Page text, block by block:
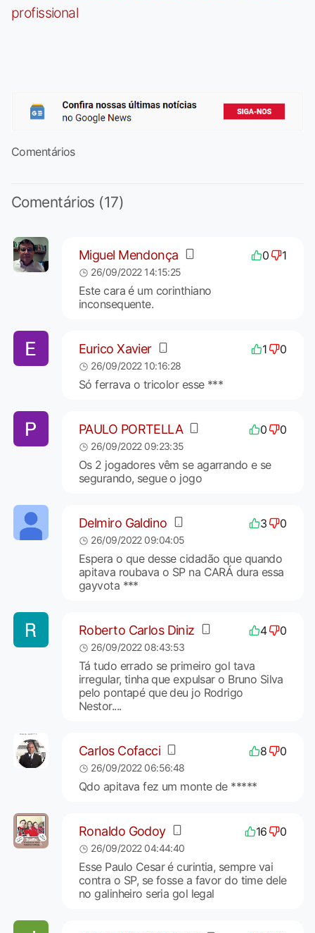
profissional
Comentários
Comentários (17)
Miguel Mendonça 0 1
26/09/2022 14:15:25
Este cara é um corinthiano
inconsequente.
Eurico Xavier 1 0
26/09/2022 10:16:28
Só ferrava o tricolor esse ***
PAULO PORTELLA 0 0
26/09/2022 09:23:35
Os 2 jogadores vêm se agarrando e se
segurando, segue o jogo
Delmiro Galdino 3 0
26/09/2022 09:04:05
Espera o que desse cidadão que quando
apitava roubava o SP na CARÁ dura essa
gayvota ***
Roberto Carlos Diniz 4 0
26/09/2022 08:43:53
Tá tudo errado se primeiro gol tava
irregular, tinha que expulsar o Bruno Silva
pelo pontapé que deu jo Rodrigo
Nestor....
Carlos Cofacci 8 0
26/09/2022 06:56:48
Qdo apitava fez um monte de *****
Ronaldo Godoy 16 0
26/09/2022 04:44:40
Esse Paulo Cesar é curintia, sempre vai
contra o SP, se fosse a favor do time dele
no galinheiro seria gol legal